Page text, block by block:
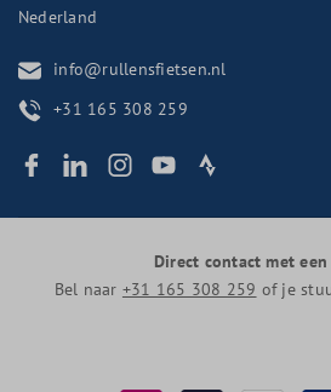
Nederland
info@rullensfietsen.nl
+31 165 308 259
Direct contact met
Bel naar +31 165 308 259 of je